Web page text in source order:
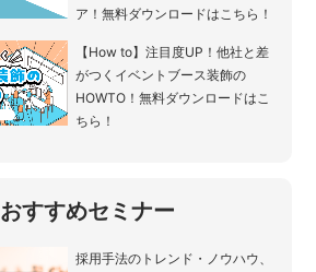
ア！無料ダウンロードはこちら！
【How to】注目度UP！他社と差
がつくイベントブース装飾の
HOWTO！無料ダウンロードはこ
ちら！
おすすめセミナー
採用手法のトレンド・ノウハウ、